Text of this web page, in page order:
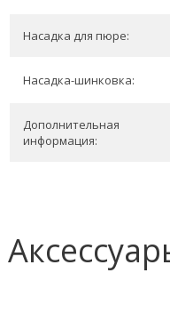
Насадка для пюре:
Насадка-шинковка:
Дополнительная
информация: